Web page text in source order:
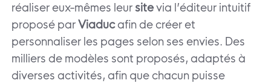
réaliser eux-mêmes leursitevia l’éditeur intuitif
proposé parViaducafin de créer et
personnaliser les pages selon ses envies. Des
milliers de modèles sont proposés, adaptés à
diverses activités, afin que chacun puisse